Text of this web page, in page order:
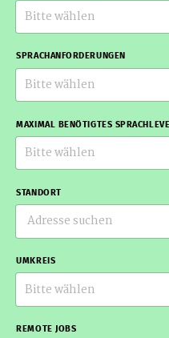
Bitte wählen
SPRACHANFORDERUNGEN
Bitte wählen
MAXIMAL BENÖTIGTES
Bitte wählen
STANDORT
UMKREIS
Bitte wählen
REMOTE JOBS